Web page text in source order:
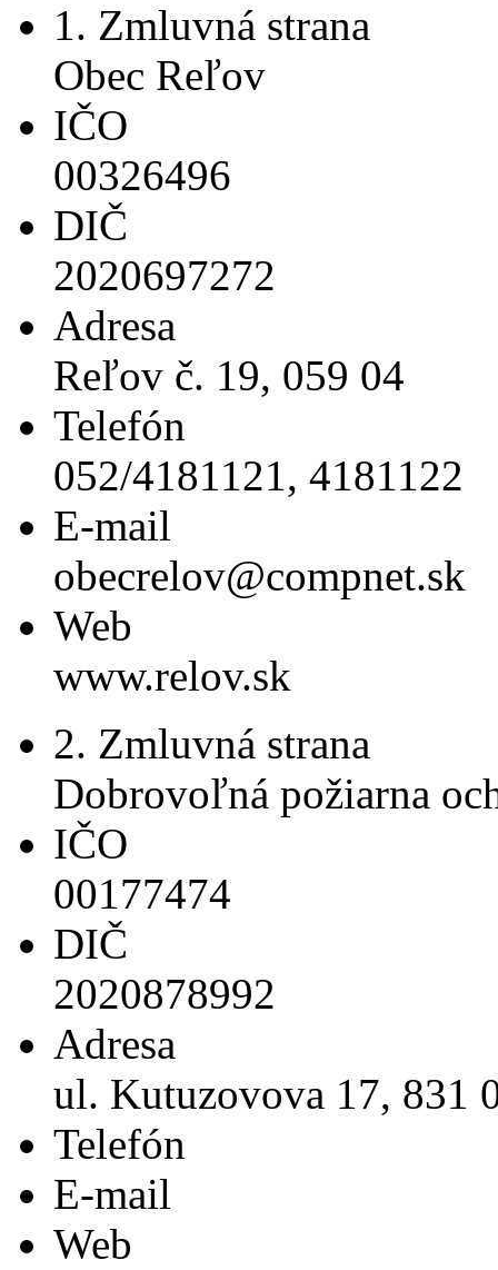
1. Zmluvná strana
Obec Reľov
IČO
00326496
DIČ
2020697272
Adresa
Reľov č. 19, 059 04
Telefón
052/4181121, 4181122
E-mail
obecrelov@compnet.sk
Web
www.relov.sk
2. Zmluvná strana
Dobrovoľná požiarna
IČO
00177474
DIČ
2020878992
Adresa
ul. Kutuzovova 17, 831
Telefón
E-mail
Web